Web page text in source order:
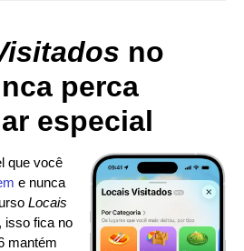
no
perca
especial
que você
e nunca
Locais
isso fica no
mantém